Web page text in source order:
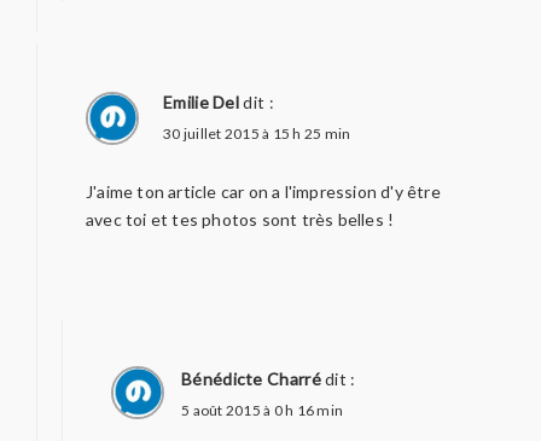
Emilie Deldit :
30 juillet 2015 à 15 h 25 min
J'aime ton article car on a l'impression d'y être
avec toi et tes photos sont très belles !
Bénédicte Charrédit :
5 août 2015 à 0 h 16 min